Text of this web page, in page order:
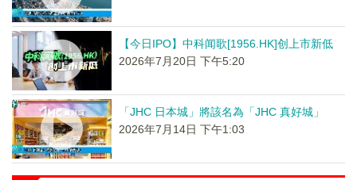
【今日IPO】中科闻歌[1956.HK]创上市新低
2026年7月20日 下午5:20
「JHC 日本城」將該名為「JHC 真好城」
2026年7月14日 下午1:03